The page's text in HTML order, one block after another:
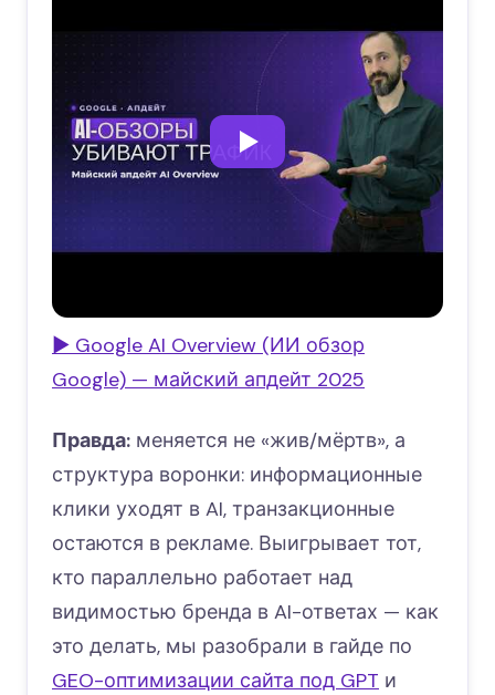
▶ Google AI Overview (ИИ обзор
Google) — майский апдейт 2025
Правда: меняется не «жив/мёртв», а
структура воронки: информационные
клики уходят в AI, транзакционные
остаются в рекламе. Выигрывает тот,
кто параллельно работает над
видимостью бренда в AI-ответах — как
это делать, мы разобрали в гайде по
GEO-оптимизации сайта под GPT и